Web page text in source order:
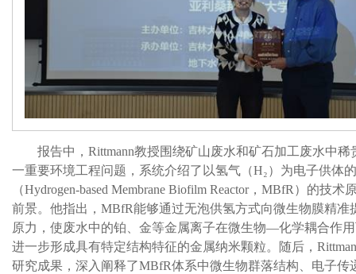
报告中， Rittmann教授围绕矿山废水和矿石加工废水中稀
一重要环境工程问题，系统介绍了以氢气（H₂）为电子供体
（Hydrogen-based Membrane Biofilm Reactor， MBfR ）的技术
前景。他指出， MBfR能够通过无泡供氢方式向微生物膜精准
原力，使废水中的铂、金等金属离子在微生物—化学耦合作
进一步形成具有特定结构特征的金属纳米颗粒。随后，
研究成果，深入阐释了MBfR体系中微生物群落结构、电子传